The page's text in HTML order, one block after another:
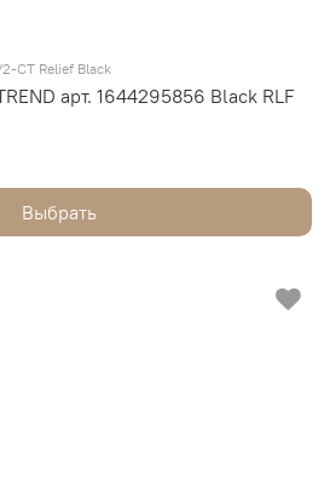
CT Relief Black
арт. 1644295856 Black RLF
Выбрать